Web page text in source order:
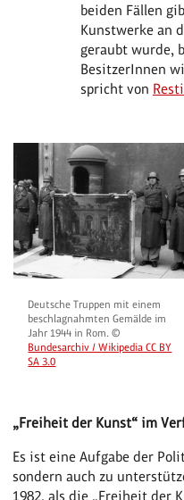
beiden Fällen
Kunstwerke an
geraubt wurde,
BesitzerInnen
spricht von
Deutsche Truppen mit einem
beschlagnahmten Gemälde im
Jahr 1944 in Rom. ©
Bundesarchiv / Wikipedia CC BY
SA 3.0
„Freiheit der Kunst“ im
Es ist eine Aufgabe der
sondern auch zu
1982, als die „Freiheit der